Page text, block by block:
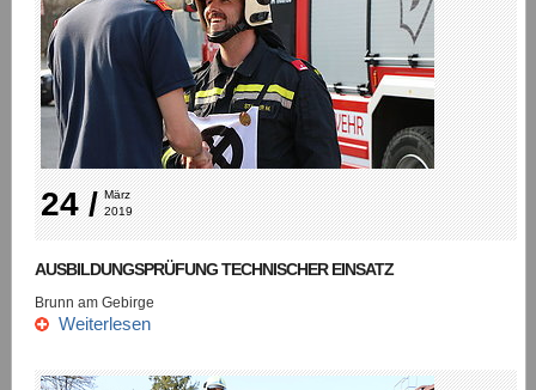
24 / März
2019
AUSBILDUNGSPRÜFUNG TECHNISCHER EINSATZ
Brunn am Gebirge
Weiterlesen